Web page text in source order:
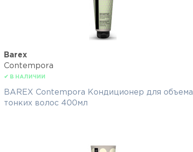
Barex
Contempora
✔ В НАЛИЧИИ
BAREX Contempora Кондиционер для объема
тонких волос 400мл